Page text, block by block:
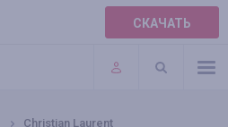
СКАЧАТЬ
Christian Laurent